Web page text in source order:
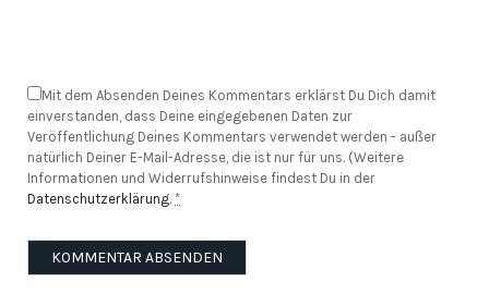
Mit dem Absenden Deines Kommentars erklärst Du Dich damit
einverstanden, dass Deine eingegebenen Daten zur
Veröffentlichung Deines Kommentars verwendet werden - außer
natürlich Deiner E-Mail-Adresse, die ist nur für uns. (Weitere
Informationen und Widerrufshinweise findest Du in der
Datenschutzerklärung. *